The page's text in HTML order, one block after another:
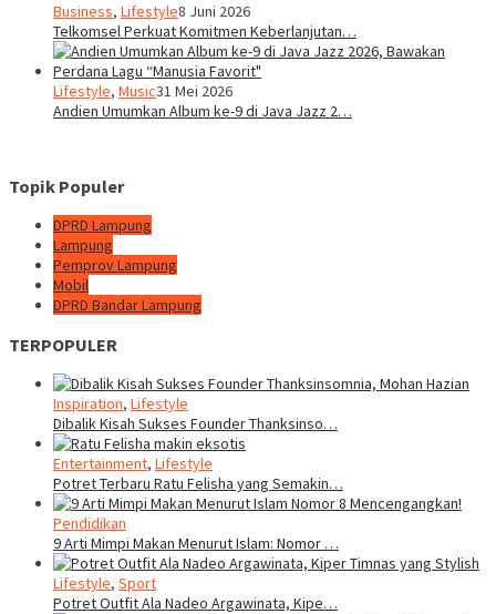
Business, Lifestyle8 Juni 2026
Telkomsel Perkuat Komitmen Keberlanjutan…
Lifestyle, Music31 Mei 2026
Andien Umumkan Album ke-9 di Java Jazz 2…
Topik Populer
DPRD Lampung
Lampung
Pemprov Lampung
Mobil
DPRD Bandar Lampung
TERPOPULER
Inspiration, Lifestyle
Dibalik Kisah Sukses Founder Thanksinso…
Entertainment, Lifestyle
Potret Terbaru Ratu Felisha yang Semakin…
Pendidikan
9 Arti Mimpi Makan Menurut Islam: Nomor …
Lifestyle, Sport
Potret Outfit Ala Nadeo Argawinata, Kipe…